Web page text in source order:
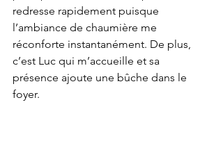
redresse rapidement puisque
l’ambiance de chaumière me
réconforte instantanément. De plus,
c’est Luc qui m’accueille et sa
présence ajoute une bûche dans le
foyer.